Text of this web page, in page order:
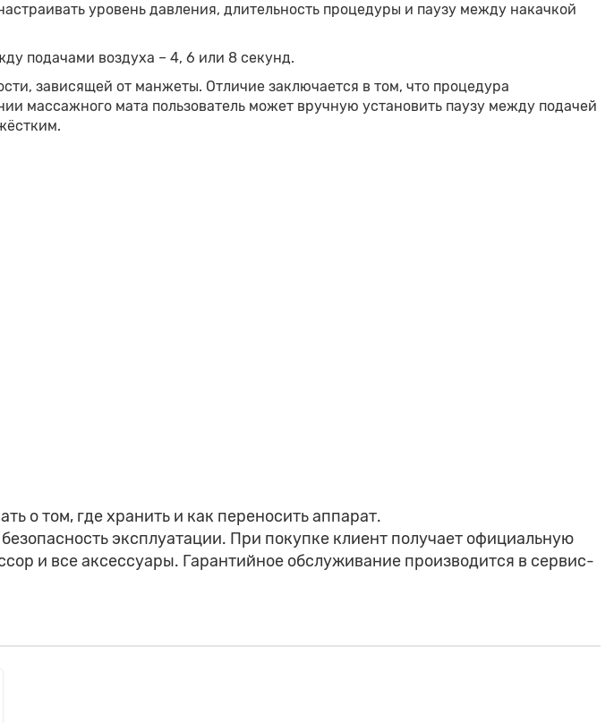
уровень давления, длительность процедуры и паузу между накачкой
подачами воздуха – 4, 6 или 8 секунд.
зависящей от манжеты. Отличие заключается в том, что процедура
массажного мата пользователь может вручную установить паузу между подачей
о том, где хранить и как переносить аппарат.
эксплуатации. При покупке клиент получает официальную
и все аксессуары. Гарантийное обслуживание производится в сервис-